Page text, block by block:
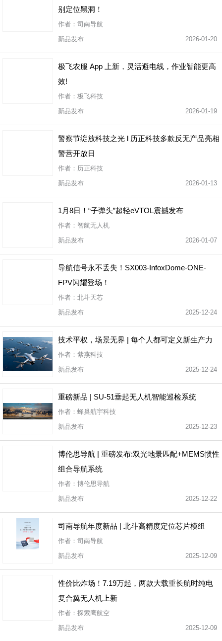
别定位黑洞！
作者：司南导航
新品发布
2026-01-20
极飞农服 App 上新，灵活避电线，作业智能更高
效!
作者：极飞科技
新品发布
2026-01-19
警察节绽放科技之光 l 历正科技多款反无产品亮相
警营开放日
作者：历正科技
新品发布
2026-01-13
1月8日！“子弹头”超轻eVTOL震撼发布
作者：智航无人机
新品发布
2026-01-07
导航信号永不丢失！SX003-InfoxDome-ONE-
FPV闪耀登场！
作者：北斗天芯
新品发布
2025-12-24
技术平权，场景无界 | 每个人都可定义新生产力
作者：紫燕科技
新品发布
2025-12-24
重磅新品 | SU-51垂起无人机智能巡检系统
作者：蜂巢航宇科技
新品发布
2025-12-23
博伦思导航 | 重磅发布:双光地景匹配+MEMS惯性
组合导航系统
作者：博伦思导航
新品发布
2025-12-22
司南导航年度新品 | 北斗高精度定位芯片模组
作者：司南导航
新品发布
2025-12-09
性价比炸场！7.19万起，两款大载重长航时纯电
复合翼无人机上新
作者：探索鹰航空
新品发布
2025-12-09